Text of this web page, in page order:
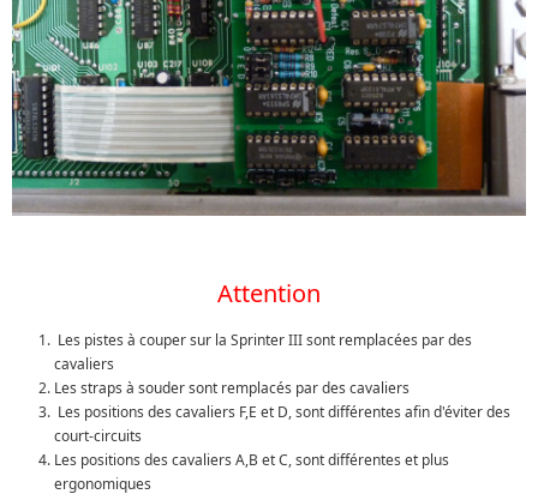
Attention
Les pistes à couper sur la Sprinter III sont remplacées par des
cavaliers
Les straps à souder sont remplacés par des cavaliers
Les positions des cavaliers F,E et D, sont différentes afin d'éviter des
court-circuits
Les positions des cavaliers A,B et C, sont différentes et plus
ergonomiques